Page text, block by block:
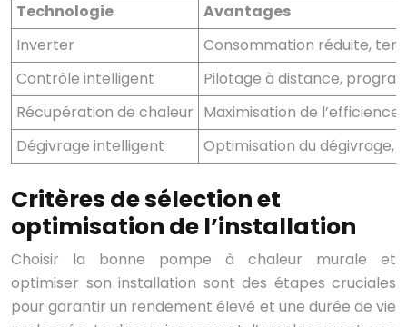
Technologie
Avantages
Inverter
Consommation réduite,
Contrôle intelligent
Pilotage à distance,
Récupération de chaleur Maximisation de l’efficience
Dégivrage intelligent
Optimisation du dégivrage,
Critères de sélection et
optimisation de l’installation
Choisir la bonne pompe à chaleur murale et
optimiser son installation sont des étapes cruciales
pour garantir un rendement élevé et une durée de vie